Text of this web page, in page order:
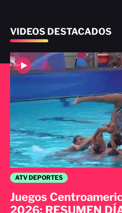
VIDEOS DESTACADOS
ATV DEPORTES
Juegos
2026: RESUMEN